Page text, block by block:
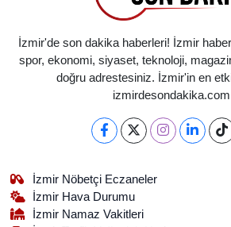
İzmir'de son dakika haberleri! İzmir
spor, ekonomi, siyaset, teknoloji,
doğru adrestesiniz. İzmir'in en
İzmir Nöbetçi Eczaneler
İzmir Hava Durumu
İzmir Namaz Vakitleri